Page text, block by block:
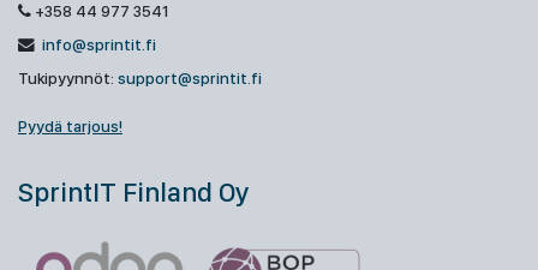
+358 44 977 3541
info@sprintit.fi
Tukipyynnöt: support@sprintit.fi
Pyydä tarjous!
SprintIT Finland Oy